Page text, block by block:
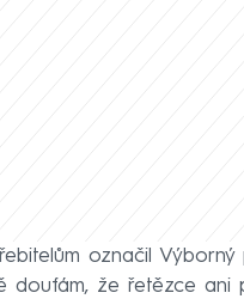
označil
doufám, že řetězce